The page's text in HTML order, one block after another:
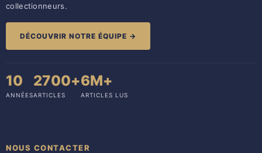
collectionneurs.
DÉCOUVRIR NOTRE ÉQUIPE →
10
ANNÉES
2700+
ARTICLES
6M+
ARTICLES LUS
NOUS CONTACTER